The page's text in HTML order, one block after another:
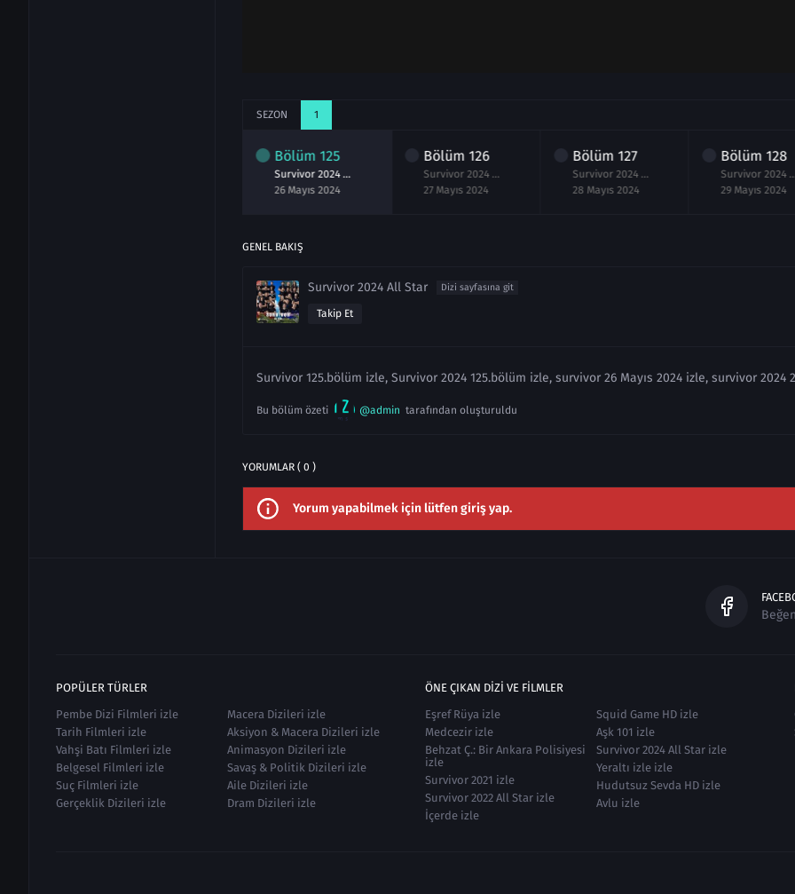
SEZON 1
Bölüm125
Survivor 2024 125.Bölüm izle 26 Mayıs
26 Mayıs 2024
Bölüm126
Survivor 2024 126.Bölüm izle 27 Mayıs
27 Mayıs 2024
Bölüm 127
Survivor 2024 127.Bölüm izle 28 Mayıs
28 Mayıs 2024
Bölüm128
Survivor 2024
29 Mayıs 2024
GENEL BAKIŞ
Survivor 2024 All Star Dizi sayfasına git
Takip Et
Survivor 125.bölüm izle, Survivor 2024 125.bölüm izle, survivor 26 Mayıs 2024 izle, survivor
Bu bölüm özeti @admin tarafından oluşturuldu
YORUMLAR ( 0 )
Yorum yapabilmek için lütfen giriş yap.
Beğen
POPÜLER TÜRLER
Pembe Dizi Filmleri izle
Tarih Filmleri izle
Vahşi Batı Filmleri izle
Belgesel Filmleri izle
Suç Filmleri izle
Gerçeklik Dizileri izle
Macera Dizileri izle
Aksiyon & Macera Dizileri izle
Animasyon Dizileri izle
Savaş & Politik Dizileri izle
Aile Dizileri izle
Dram Dizileri izle
ÖNE ÇIKAN DIZI VE FILMLER
Eşref Rüya izle
Medcezir izle
Behzat Ç.: Bir Ankara Polisiyesi
izle
Survivor 2021 izle
Survivor 2022 All Star izle
İçerde izle
Squid Game HD izle
Aşk 101 izle
Survivor 2024 All Star izle
Yeraltı izle izle
Hudutsuz Sevda HD izle
Avlu izle